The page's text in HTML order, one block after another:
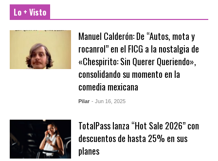
Lo + Visto
Manuel Calderón: De “Autos, mota y
rocanrol” en el FICG a la nostalgia de
«Chespirito: Sin Querer Queriendo»,
consolidando su momento en la
comedia mexicana
Pilar - Jun 16, 2025
TotalPass lanza “Hot Sale 2026” con
descuentos de hasta 25% en sus
planes